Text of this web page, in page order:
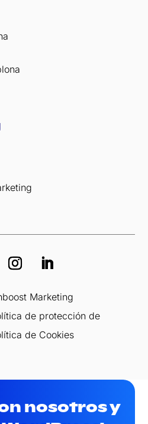
Marketing
de protección de
de Cookies
nosotros y